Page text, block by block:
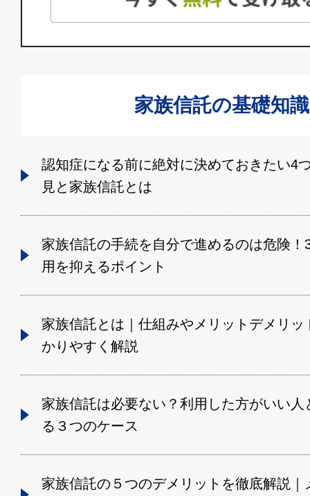
家族信託の基礎知識
認知症になる前に絶対に決めておきたい4
見と家族信託とは
家族信託の手続を自分で進めるのは危険！
用を抑えるポイント
家族信託とは｜仕組みやメリットデメリッ
かりやすく解説
家族信託は必要ない？利用した方がいい人
る３つのケース
家族信託の５つのデメリットを徹底解説｜